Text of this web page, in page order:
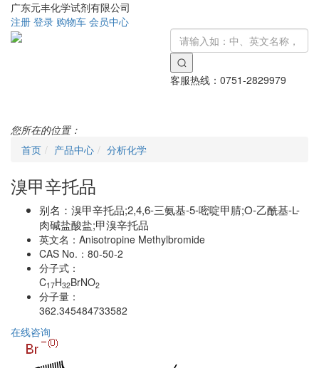
广东元丰化学试剂有限公司
注册 登录 购物车 会员中心
客服热线： 0751-2829979
您所在的位置：
首页
产品中心 分析化学
溴甲辛托品
别名： 溴甲辛托品;2,4,6-三氨基-5-嘧啶甲腈;O-乙酰基-L-
肉碱盐酸盐;甲溴辛托品
英文名： Anisotropine Methylbromide
CAS No.： 80-50-2
分子式：
C17H32BrNO2
分子量：
362.345484733582
在线咨询